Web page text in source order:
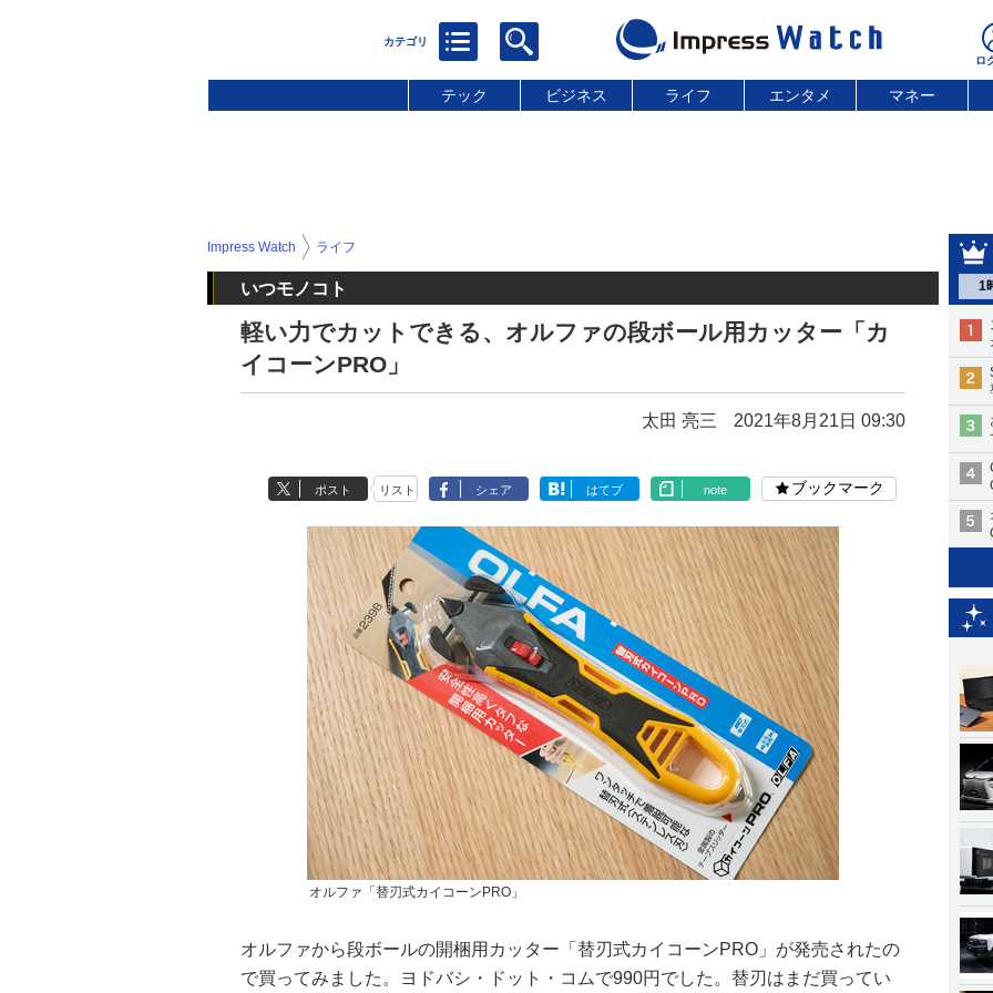
テック ビジネス ライフ エンタメ マネー
1
Impress Watch ライフ
いつモノコト
軽い力でカットできる、オルファの段ボール用カッター「カ
イコーンPRO」
太田 亮三 2021年8月21日 09:30
ポスト リスト シェア はてブ note ブックマーク
オルファ「替刃式カイコーンPRO」
オルファから段ボールの開梱用カッター「替刃式カイコーンPRO」が発売されたの
で買ってみました。ヨドバシ・ドット・コムで990円でした。替刃はまだ買ってい